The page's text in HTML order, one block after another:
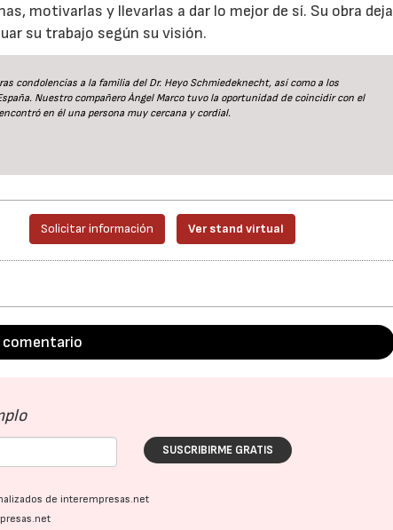
motivarlas y llevarlas a dar lo mejor de sí. Su obra deja
su trabajo según su visión.
condolencias a la familia del Dr. Heyo Schmiedeknecht, así como a los
Nuestro compañero Àngel Marco tuvo la oportunidad de coincidir con el
en él una persona muy cercana y cordial.
Solicitar información Ver stand virtual
comentario
SUSCRIBIRME GRATIS
de interempresas.net
21/07/2026